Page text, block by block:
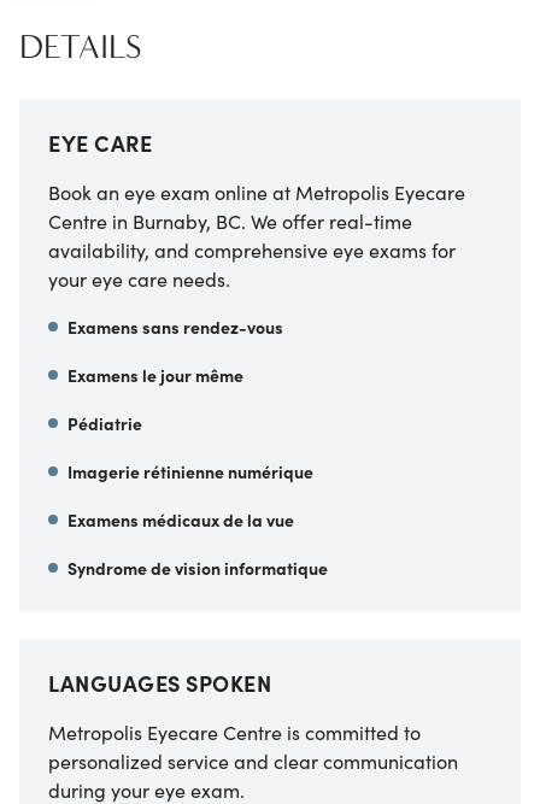
DETAILS
EYE CARE
Book an eye exam online at Metropolis Eyecare
Centre in Burnaby, BC. We offer real-time
availability, and comprehensive eye exams for
your eye care needs.
Examens sans rendez-vous
Examens le jour même
Pédiatrie
Imagerie rétinienne numérique
Examens médicaux de la vue
Syndrome de vision informatique
LANGUAGES SPOKEN
Metropolis Eyecare Centre is committed to
personalized service and clear communication
during your eye exam.